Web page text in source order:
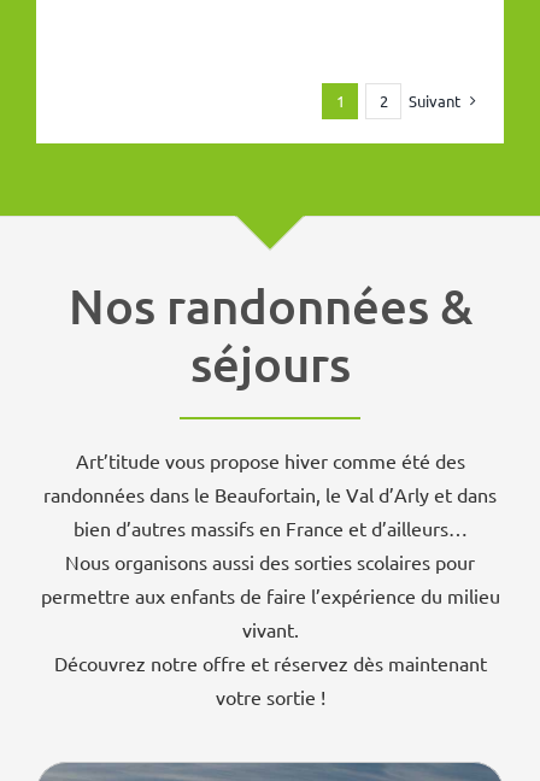
1 2 Suivant
Nos randonnées &
séjours
Art’titude vous propose hiver comme été des
randonnées dans le Beaufortain, le Val d’Arly et dans
bien d’autres massifs en France et d’ailleurs…
Nous organisons aussi des sorties scolaires pour
permettre aux enfants de faire l’expérience du milieu
vivant.
Découvrez notre offre et réservez dès maintenant
votre sortie !